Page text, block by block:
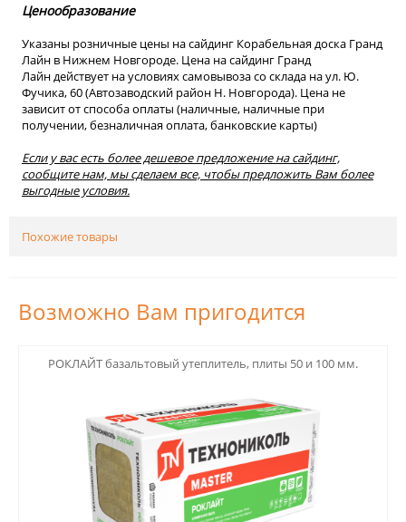
Ценообразование
Указаны розничные цены на сайдинг Корабельная доска Гранд
Лайн в Нижнем Новгороде. Цена на сайдинг Гранд
Лайн действует на условиях самовывоза со склада на ул. Ю.
Фучика, 60 (Автозаводский район Н. Новгорода). Цена не
зависит от способа оплаты (наличные, наличные при
получении, безналичная оплата, банковские карты)
Если у вас есть более дешевое предложение на сайдинг,
сообщите нам, мы сделаем все, чтобы предложить Вам более
выгодные условия.
Похожие товары
Возможно Вам пригодится
РОКЛАЙТ базальтовый утеплитель, плиты 50 и 100 мм.